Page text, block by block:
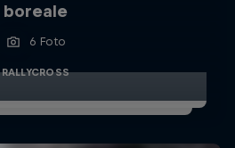
boreale
6 Foto
RALLYCROSS